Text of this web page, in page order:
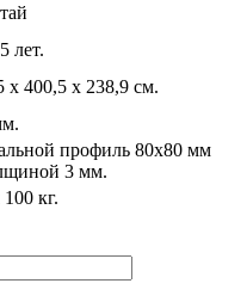
лет.
х 400,5 х 238,9 см.
профиль 80х80 мм
3 мм.
кг.